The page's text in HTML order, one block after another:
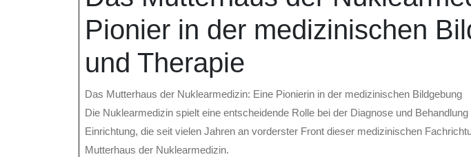
Pionier in der medizinischen
und Therapie
Das Mutterhaus der Nuklearmedizin: Eine Pionierin in der medizinischen Bildgebung
Die Nuklearmedizin spielt eine entscheidende Rolle bei der Diagnose und
Einrichtung, die seit vielen Jahren an vorderster Front dieser medizinischen
Mutterhaus der Nuklearmedizin.